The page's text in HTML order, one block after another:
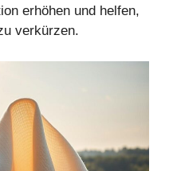
erhöhen und helfen,
verkürzen.